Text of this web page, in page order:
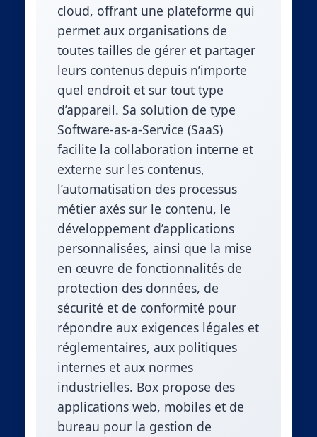
cloud, offrant une plateforme qui
permet aux organisations de
toutes tailles de gérer et partager
leurs contenus depuis n’importe
quel endroit et sur tout type
d’appareil. Sa solution de type
Software-as-a-Service (SaaS)
facilite la collaboration interne et
externe sur les contenus,
l’automatisation des processus
métier axés sur le contenu, le
développement d’applications
personnalisées, ainsi que la mise
en œuvre de fonctionnalités de
protection des données, de
sécurité et de conformité pour
répondre aux exigences légales et
réglementaires, aux politiques
internes et aux normes
industrielles. Box propose des
applications web, mobiles et de
bureau pour la gestion de